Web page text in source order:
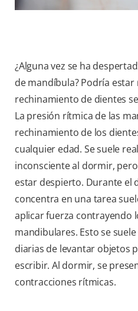
¿Alguna vez se ha
de mandíbula? Podría
rechinamiento de dientes
La presión rítmica de las
rechinamiento de los
cualquier edad. Se suele
inconsciente al dormir,
estar despierto. Durante el
concentra en una tarea
aplicar fuerza contrayendo
mandibulares. Esto se
diarias de levantar objetos
escribir. Al dormir, se
contracciones rítmicas.